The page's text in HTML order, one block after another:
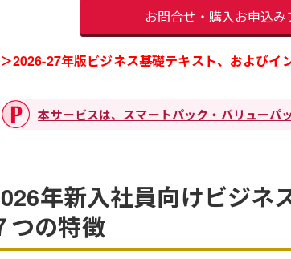
お問合せ・購入お申込み
2026-27年版ビジネス基礎テキスト、およびイ
本サービスは、スマートパック・バリューパ
年新入社員向けビジネ
つの特徴